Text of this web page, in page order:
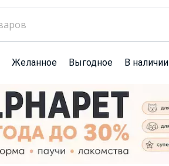
Желанное Выгодное В наличии